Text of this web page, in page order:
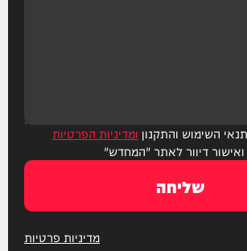
השימוש והתקנון ומדיניות הפרטיות
דיוור לאתר "המחדש"
שליחה
מדיניות פרטיות